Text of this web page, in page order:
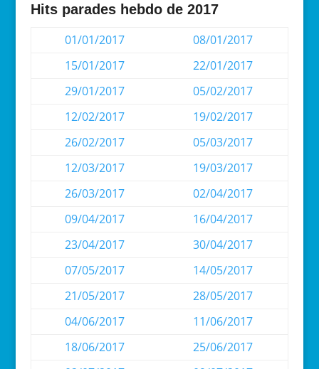
Hits parades hebdo de 2017
01/01/2017
08/01/2017
15/01/2017
22/01/2017
29/01/2017
05/02/2017
12/02/2017
19/02/2017
26/02/2017
05/03/2017
12/03/2017
19/03/2017
26/03/2017
02/04/2017
09/04/2017
16/04/2017
23/04/2017
30/04/2017
07/05/2017
14/05/2017
21/05/2017
28/05/2017
04/06/2017
11/06/2017
18/06/2017
25/06/2017